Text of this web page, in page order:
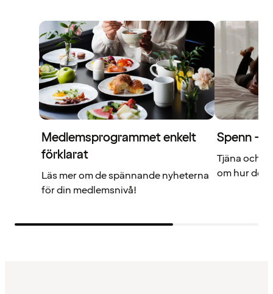
Medlemsprogrammet enkelt
förklarat
Läs mer om de spännande nyheterna
för din medlemsnivå!
Spenn –
Tjäna och
om hur det